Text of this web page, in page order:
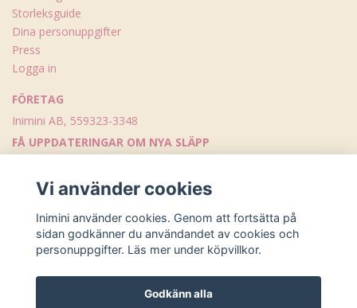
Storleksguide
Dina personuppgifter
Press
Logga in
FÖRETAG
Inimini AB, 559323-3348
FÅ UPPDATERINGAR OM NYA SLÄPP
Vi använder cookies
Inimini använder cookies. Genom att fortsätta på
sidan godkänner du användandet av cookies och
personuppgifter. Läs mer under köpvillkor.
Godkänn alla